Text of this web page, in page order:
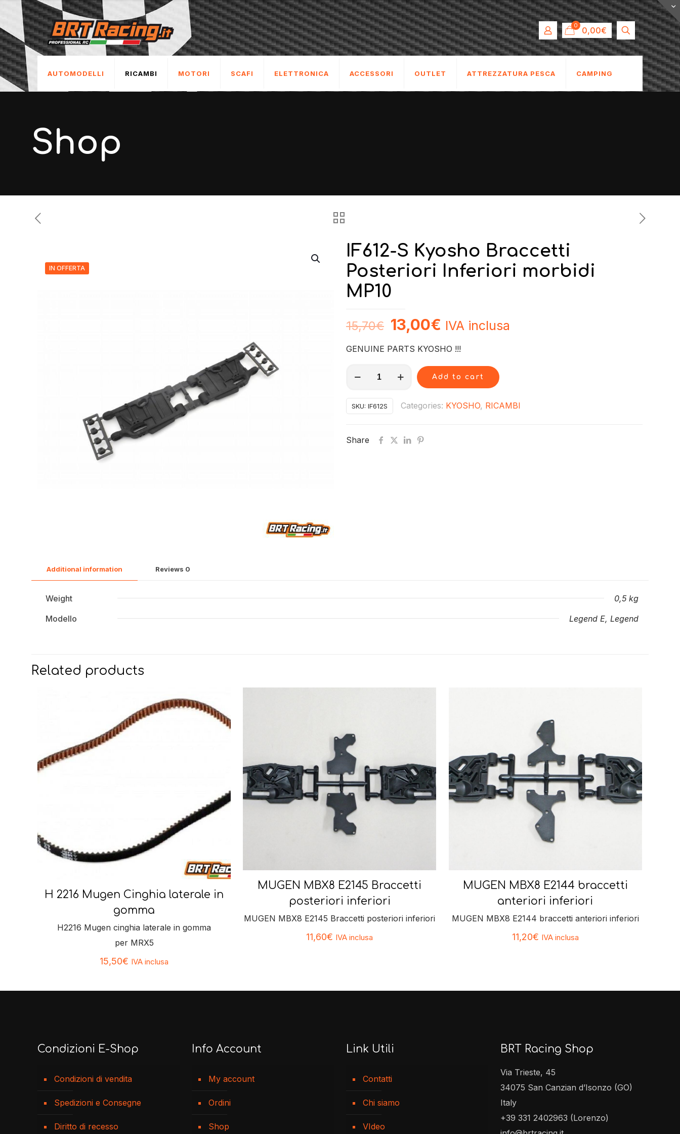
0 0,00€
AUTOMODELLI RICAMBI MOTORI SCAFI ELETTRONICA ACCESSORI OUTLET ATTREZZATURA PESCA CAMPING
Shop
IN OFFERTA
IF612-S Kyosho Braccetti
Posteriori Inferiori morbidi
MP10
15,70€ 13,00€ IVA inclusa
GENUINE PARTS KYOSHO !!!
Kyosho
Braccetti
Add to cart
SKU: IF612S Categories: KYOSHO, RICAMBI
Share
Additional information Reviews 0
Weight
0,5 kg
Modello
Legend E, Legend
Related products
H 2216 Mugen Cinghia laterale in
gomma
H2216 Mugen cinghia laterale in gomma
per MRX5
15,50€ IVA inclusa
MUGEN MBX8 E2145 Braccetti
posteriori inferiori
MUGEN MBX8 E2145 Braccetti posteriori inferiori
11,60€ IVA inclusa
MUGEN MBX8 E2144 braccetti
anteriori inferiori
MUGEN MBX8 E2144 braccetti anteriori inferiori
11,20€ IVA inclusa
Condizioni E-Shop
Condizioni di vendita
Spedizioni e Consegne
Diritto di recesso
Info Account
My account
Ordini
Shop
Link Utili
Contatti
Chi siamo
VIdeo
BRT Racing Shop
Via Trieste, 45
34075 San Canzian d’Isonzo (GO)
Italy
+39 331 2402963 (Lorenzo)